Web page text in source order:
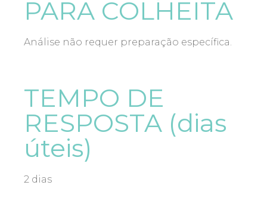
PARA COLHEITA
Análise não requer preparação específica.
TEMPO DE
RESPOSTA (dias
úteis)
2 dias